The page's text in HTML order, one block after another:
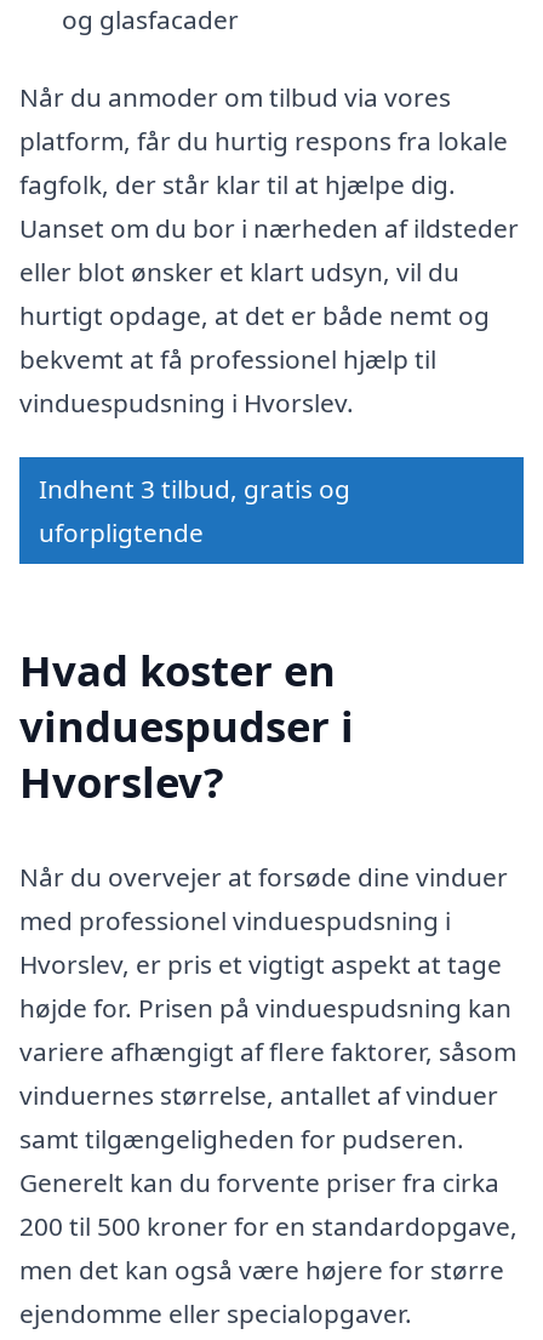
og glasfacader
Når du anmoder om tilbud via vores
platform, får du hurtig respons fra lokale
fagfolk, der står klar til at hjælpe dig.
Uanset om du bor i nærheden af ildsteder
eller blot ønsker et klart udsyn, vil du
hurtigt opdage, at det er både nemt og
bekvemt at få professionel hjælp til
vinduespudsning i Hvorslev.
Indhent 3 tilbud, gratis og
uforpligtende
Hvad koster en
vinduespudser i
Hvorslev?
Når du overvejer at forsøde dine vinduer
med professionel vinduespudsning i
Hvorslev, er pris et vigtigt aspekt at tage
højde for. Prisen på vinduespudsning kan
variere afhængigt af flere faktorer, såsom
vinduernes størrelse, antallet af vinduer
samt tilgængeligheden for pudseren.
Generelt kan du forvente priser fra cirka
200 til 500 kroner for en standardopgave,
men det kan også være højere for større
ejendomme eller specialopgaver.